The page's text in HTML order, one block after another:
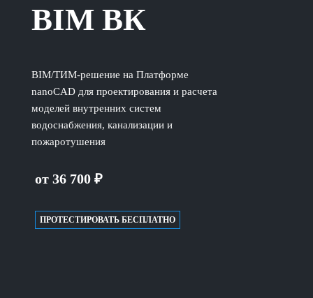
BIM ВК
BIM/ТИМ-решение на Платформе
nanoCAD для проектирования и расчета
моделей внутренних систем
водоснабжения, канализации и
пожаротушения
от 36 700 ₽
ПРОТЕСТИРОВАТЬ БЕСПЛАТНО